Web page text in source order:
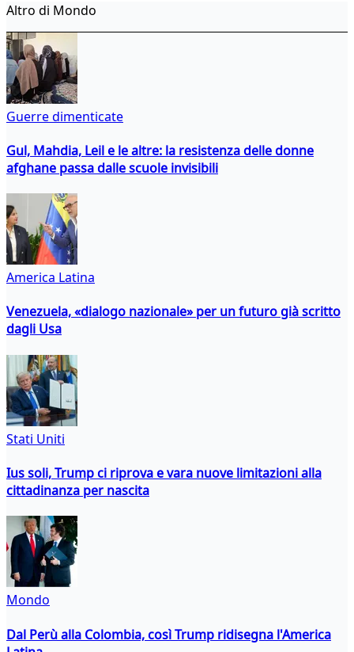
Altro di Mondo
Guerre dimenticate
Gul, Mahdia, Leil e le altre: la resistenza delle donne
afghane passa dalle scuole invisibili
America Latina
Venezuela, «dialogo nazionale» per un futuro già scritto
dagli Usa
Stati Uniti
Ius soli, Trump ci riprova e vara nuove limitazioni alla
cittadinanza per nascita
Mondo
Dal Perù alla Colombia, così Trump ridisegna l'America